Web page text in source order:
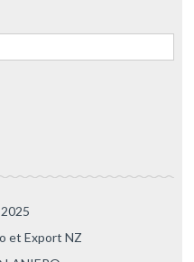
et Export NZ